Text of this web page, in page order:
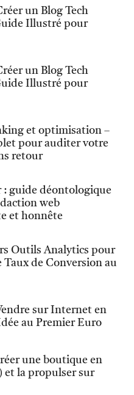
un Blog Tech
Illustré pour
un Blog Tech
Illustré pour
et optimisation –
pour auditer votre
retour
: guide déontologique
web
et honnête
Outils Analytics pour
Taux de Conversion au
sur Internet en
au Premier Euro
une boutique en
et la propulser sur